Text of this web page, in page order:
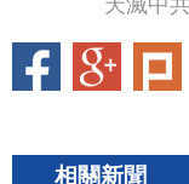
天滅中共
相關新聞